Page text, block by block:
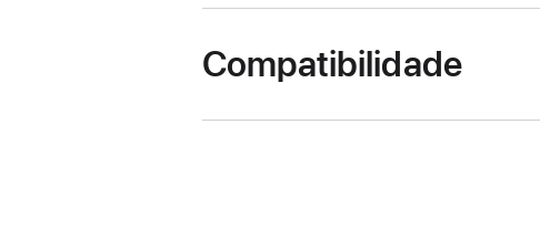
Compatibilidade